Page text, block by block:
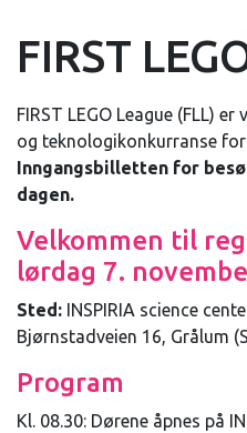
FIRST
FIRST LEGO League (FLL)
og teknologikonkurranse
Inngangsbilletten for
dagen.
Velkommen til
lørdag 7.
Sted: INSPIRIA science
Bjørnstadveien 16, Grålum
Program
Kl. 08.30: Dørene åpnes på